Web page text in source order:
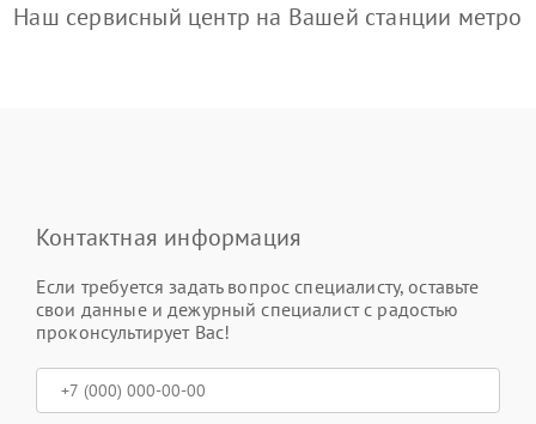
Наш сервисный центр на Вашей станции метро
Контактная информация
Если требуется задать вопрос специалисту, оставьте
свои данные и дежурный специалист с радостью
проконсультирует Вас!